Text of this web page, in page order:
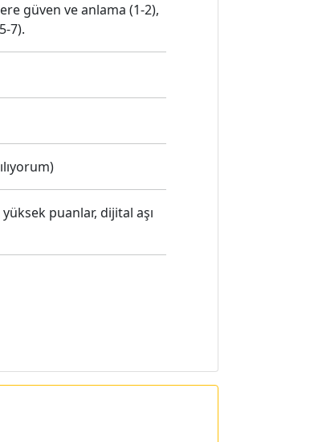
güven ve anlama (1-2),
7).
puanlar, dijital aşı